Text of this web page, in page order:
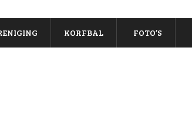
KORFBAL FOTO’S